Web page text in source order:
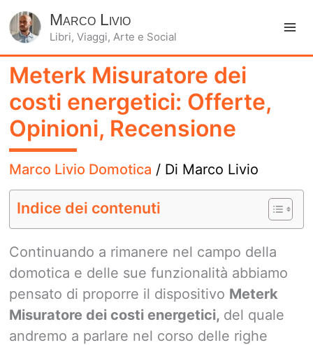
Marco Livio
Libri, Viaggi, Arte e Social
Meterk Misuratore dei
costi energetici: Offerte,
Opinioni, Recensione
Marco Livio Domotica / Di Marco Livio
Indice dei contenuti
Continuando a rimanere nel campo della
domotica e delle sue funzionalità abbiamo
pensato di proporre il dispositivo Meterk
Misuratore dei costi energetici, del quale
andremo a parlare nel corso delle righe